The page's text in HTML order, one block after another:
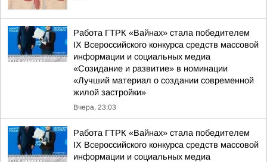
Работа ГТРК «Вайнах» стала победителем
IX Всероссийского конкурса средств массовой
информации и социальных медиа
«Созидание и развитие» в номинации
«Лучший материал о создании современной
жилой застройки»
Вчера, 23:03
Работа ГТРК «Вайнах» стала победителем
IX Всероссийского конкурса средств массовой
информации и социальных медиа